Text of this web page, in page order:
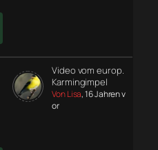
Video vom europ.
Karmingimpel
Von Lisa, 16 Jahren v
or